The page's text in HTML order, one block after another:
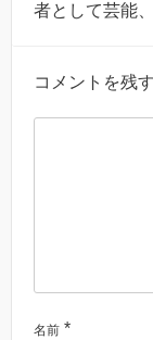
者として芸能
コメントを残す
名前 *